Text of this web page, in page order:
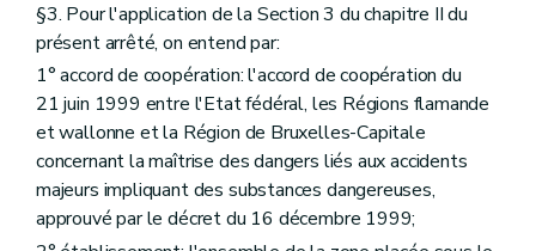
Art. 254
Art. 255
Art. 256
Art. 257
Art. 258
Art. 259
Art. 260
Art. 261
Art. 262
Art. 263
§3. Pour l'application de la Section 3 du chapitre II du
présent arrêté, on entend par:
1° accord de coopération: l'accord de coopération du
21 juin 1999 entre l'Etat fédéral, les Régions flamande
et wallonne et la Région de Bruxelles-Capitale
concernant la maîtrise des dangers liés aux accidents
majeurs impliquant des substances dangereuses,
approuvé par le décret du 16 décembre 1999;